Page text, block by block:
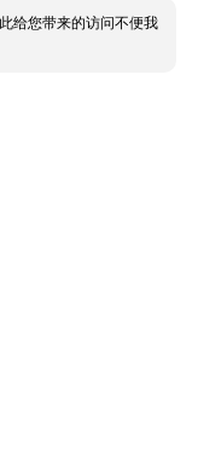
给您带来的访问不便我